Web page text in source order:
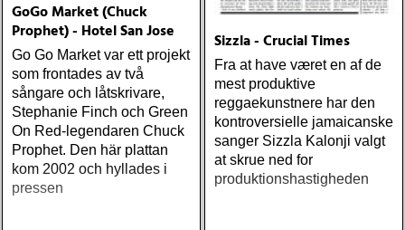
wpa (wpa records) ÅRETS
CÉLINE DION: zachary
richard : last kiss (artist
garage)
GoGo Market (Chuck
Prophet) - Hotel San Jose
Go Go Market var ett projekt
som frontades av två
sångare och låtskrivare,
Stephanie Finch och Green
On Red-legendaren Chuck
Prophet. Den här plattan
kom 2002 och hyllades i
pressen
Sizzla - Crucial Times
Fra at have været en af de
mest produktive
reggaekunstnere har den
kontroversielle jamaicanske
sanger Sizzla Kalonji valgt
at skrue ned for
produktionshastigheden